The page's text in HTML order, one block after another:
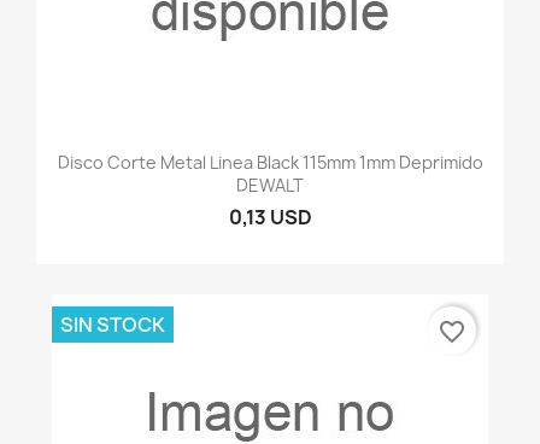
Disco Corte Metal Linea Black 115mm 1mm Deprimido
DEWALT
0,13 USD
SIN STOCK favorite_border